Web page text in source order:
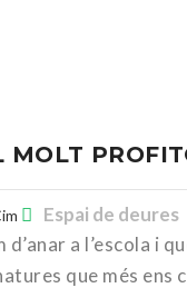
MOLT
Espai de deures
d’anar a l’escola i
que més ens